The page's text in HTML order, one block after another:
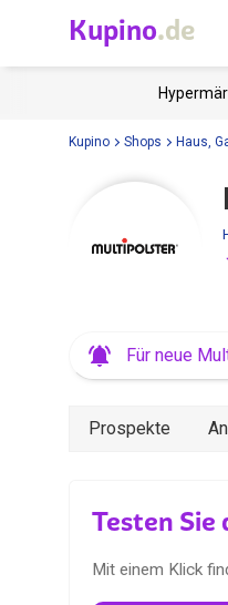
Kupino.de
Kupino Shops Haus,
Für neue
Prospekte
Testen
Mit einem Klick